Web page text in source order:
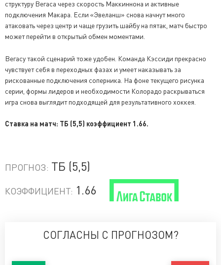
структуру Вегаса через скорость Маккиннона и активные
подключения Макара. Если «Эвеланш» снова начнут много
атаковать через центр и чаще грузить шайбу на пятак, матч быстро
может перейти в открытый обмен моментами.
Вегасу такой сценарий тоже удобен. Команда Кэссиди прекрасно
чувствует себя в переходных фазах и умеет наказывать за
рискованные подключения соперника. На фоне текущего рисунка
серии, формы лидеров и необходимости Колорадо раскрываться
игра снова выглядит подходящей для результативного хоккея.
Ставка на матч: ТБ (5,5) коэффициент 1.66.
ПРОГНОЗ: ТБ (5,5)
КОЭФФИЦИЕНТ: 1.66
СОГЛАСНЫ С ПРОГНОЗОМ?